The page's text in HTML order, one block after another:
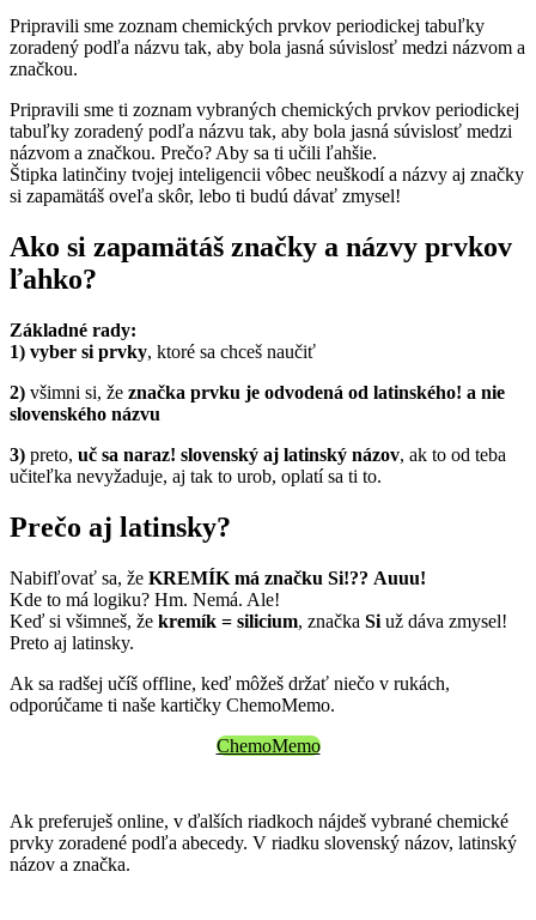
Pripravili sme zoznam chemických prvkov periodickej tabuľky
zoradený podľa názvu tak, aby bola jasná súvislosť medzi názvom a
značkou.
Pripravili sme ti zoznam vybraných chemických prvkov periodickej
tabuľky zoradený podľa názvu tak, aby bola jasná súvislosť medzi
názvom a značkou. Prečo? Aby sa ti učili ľahšie.
Štipka latinčiny tvojej inteligencii vôbec neuškodí a názvy aj značky
si zapamätáš oveľa skôr, lebo ti budú dávať zmysel!
Ako si zapamätáš značky a názvy prvkov
ľahko?
Základné rady:
1) vyber si prvky, ktoré sa chceš naučiť
2) všimni si, že značka prvku je odvodená od latinského! a nie
slovenského názvu
3) preto, uč sa naraz! slovenský aj latinský názov, ak to od teba
učiteľka nevyžaduje, aj tak to urob, oplatí sa ti to.
Prečo aj latinsky?
Nabifľovať sa, že KREMÍK má značku Si!?? Auuu!
Kde to má logiku? Hm. Nemá. Ale!
Keď si všimneš, že kremík = silicium, značka Si už dáva zmysel!
Preto aj latinsky.
Ak sa radšej učíš offline, keď môžeš držať niečo v rukách,
odporúčame ti naše kartičky ChemoMemo.
ChemoMemo
Ak preferuješ online, v ďalších riadkoch nájdeš vybrané chemické
prvky zoradené podľa abecedy. V riadku slovenský názov, latinský
názov a značka.